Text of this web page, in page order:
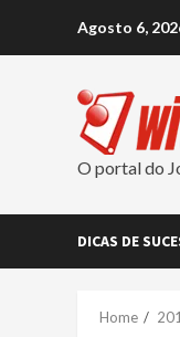
Agosto 6,
O portal do
DICAS DE
Home